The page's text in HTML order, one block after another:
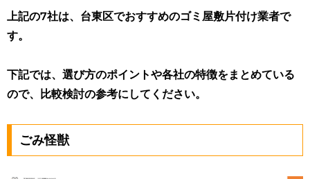
上記の7社は、台東区でおすすめのゴミ屋敷片付け業者で
す。
下記では、選び方のポイントや各社の特徴をまとめている
ので、比較検討の参考にしてください。
ごみ怪獣